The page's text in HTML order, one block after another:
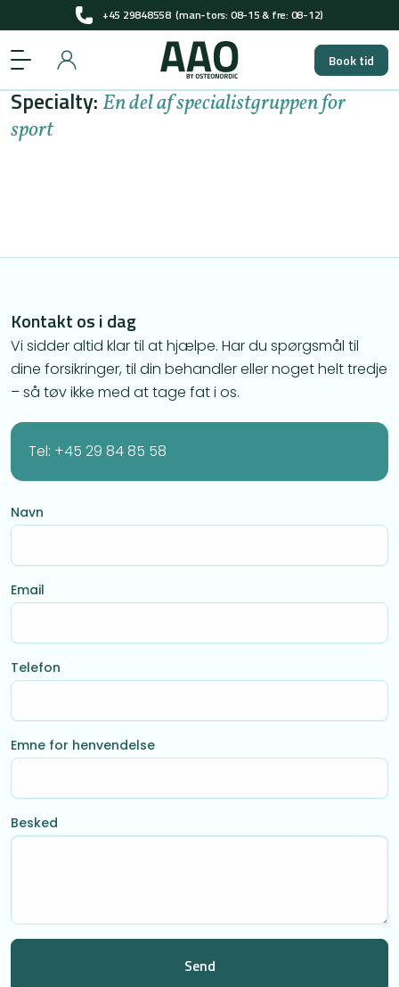
+45 29848558(man-tors: 08-15 & fre: 08-12)
Få pladser til gratis screening i 2026
+45 29848558(man-tors: 08-15 & fre: 08-12)
Få pladser til gratis screening i 2026
Book tid
Specialty:En del af specialistgruppen for
sport
Kontakt os i dag
Vi sidder altid klar til at hjælpe. Har du spørgsmål til
dine forsikringer, til din behandler eller noget helt tredje
– så tøv ikke med at tage fat i os.
Tel: +45 29 84 85 58
Navn
Email
Telefon
Emne for henvendelse
Besked